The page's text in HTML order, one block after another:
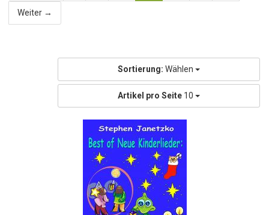
Weiter →
Sortierung: Wählen
Artikel pro Seite 10